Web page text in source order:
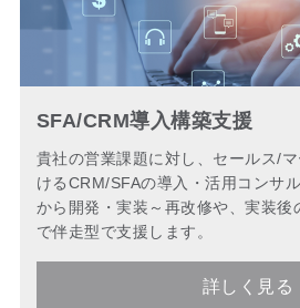
SFA/CRM導入構築支援
貴社の営業課題に対し、セールス/
けるCRM/SFAの導入・活用コンサ
から開発・実装～再改修や、実装後
で伴走型で支援します。
詳しく見る